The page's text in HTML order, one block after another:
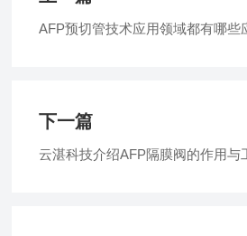
AFP预切管技术应用领域都有哪些
下一篇
云湛科技介绍AFP隔膜阀的作用与